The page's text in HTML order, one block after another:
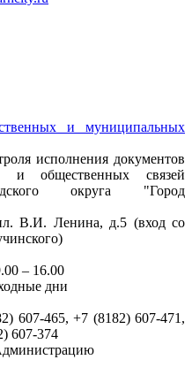
и муниципальных
исполнения документов
и общественных связей
округа "Город
В.И. Ленина, д.5 (вход со
– 16.00
дни
607-465, +7 (8182) 607-471,
607-374